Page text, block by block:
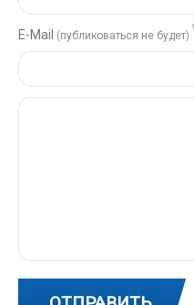
Е-Mail (публиковаться не будет)